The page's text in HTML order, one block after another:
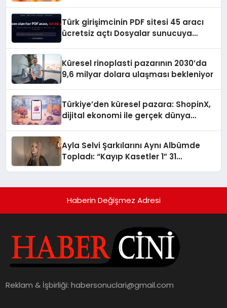
Türk girişimcinin PDF sitesi 45 aracı
ücretsiz açtı Dosyalar sunucuya
Küresel rinoplasti pazarının 2030’da
9,6 milyar dolara ulaşması bekleniyor
Türkiye’den küresel pazara: ShopinX,
dijital ekonomi ile gerçek dünya
Ayla Selvi Şarkılarını Aynı Albümde
Topladı: “Kayıp Kasetler 1” 31
Haberin Değişmez Adresi
Reklam & İşbirliği:habersonuclari@gmail.com